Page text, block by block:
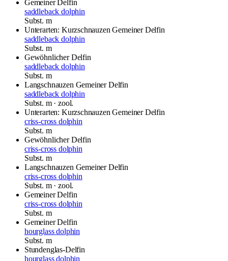
Gemeiner Delfin
saddleback dolphin
Subst. m
Unterarten: Kurzschnauzen Gemeiner Delfin
saddleback dolphin
Subst. m
Gewöhnlicher Delfin
saddleback dolphin
Subst. m
Langschnauzen Gemeiner Delfin
saddleback dolphin
Subst. m· zool.
Unterarten: Kurzschnauzen Gemeiner Delfin
criss-cross dolphin
Subst. m
Gewöhnlicher Delfin
criss-cross dolphin
Subst. m
Langschnauzen Gemeiner Delfin
criss-cross dolphin
Subst. m· zool.
Gemeiner Delfin
criss-cross dolphin
Subst. m
Gemeiner Delfin
hourglass dolphin
Subst. m
Stundenglas-Delfin
hourglass dolphin